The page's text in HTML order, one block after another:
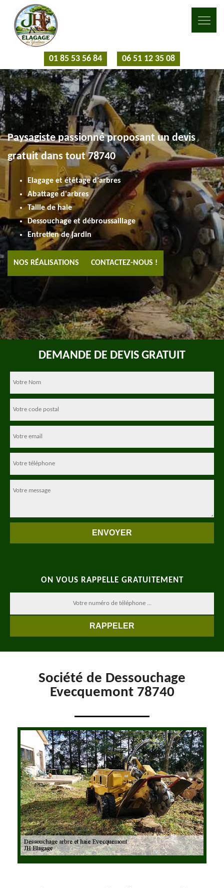
01 85 53 56 84 06 51 12 35 08
Paysagiste passionné proposant un devis
gratuit dans tout 78740
Elagage et étêtage d'arbres
Abattage d'arbres
Taille de haie
Dessouchage et débroussaillage
Entretien de jardin
NOS RÉALISATIONS CONTACTEZ-NOUS !
DEMANDE DE DEVIS GRATUIT
ON VOUS RAPPELLE GRATUITEMENT
Société de Dessouchage
Evecquemont 78740